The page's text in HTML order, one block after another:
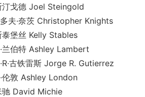
Joel Steingold
茨 Christopher Knights
Kelly Stables
Ashley Lambert
雷斯 Jorge R. Gutierrez
London
Michie